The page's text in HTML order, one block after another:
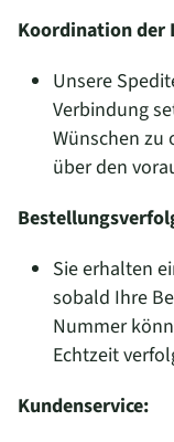
Koordination der
Unsere
Verbindung
Wünschen zu
über den
Sie erhalten
sobald Ihre
Nummer
Echtzeit
Kundenservice: